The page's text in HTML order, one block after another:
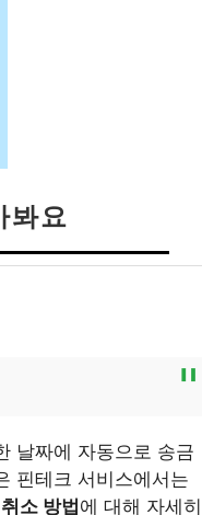
봐요
날짜에 자동으로 송금
핀테크 서비스에서는
소 방법 에 대해 자세히